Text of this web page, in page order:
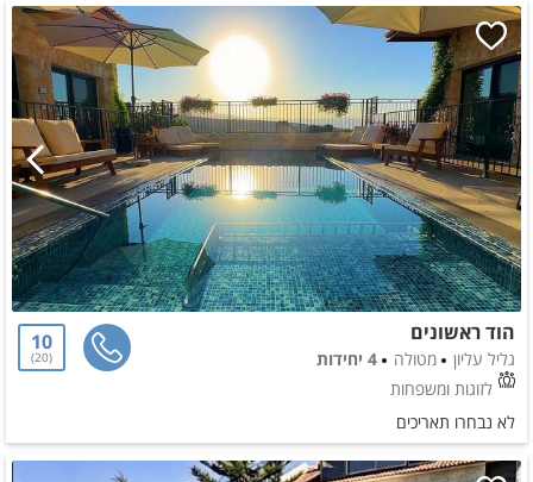
הוד ראשונים
גליל עליון מטולה
4 יחידות
לזוגות ומשפחות
10
20
לא נבחרו תאריכים